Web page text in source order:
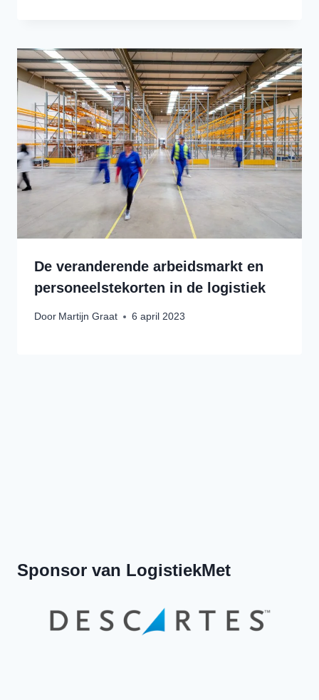
De veranderende arbeidsmarkt en
personeelstekorten in de logistiek
Door Martijn Graat 6 april 2023
Sponsor van LogistiekMet